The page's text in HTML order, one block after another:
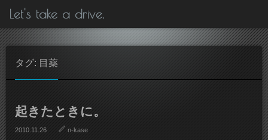
Let's take a drive.
タグ: 目薬
起きたときに。
2010.11.26 n-kase